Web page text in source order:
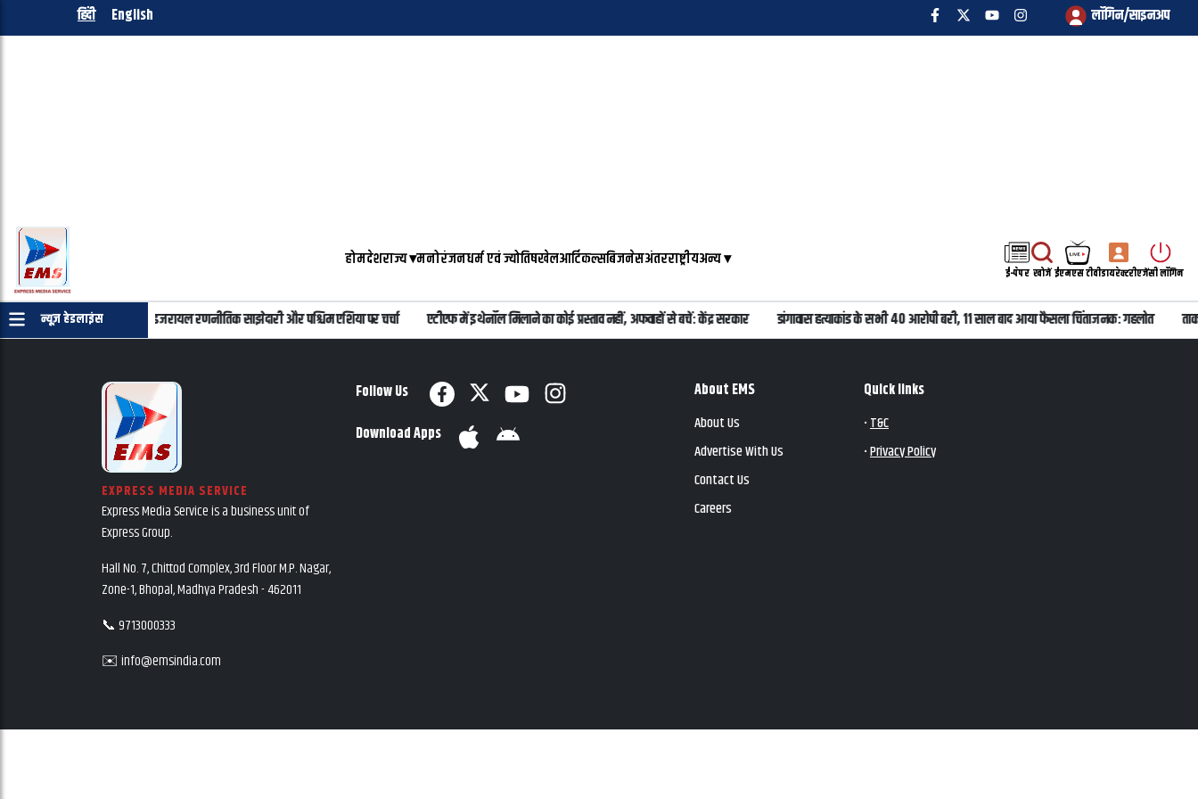
हिंदी English लॉगिन/साइनअप
होमदेशराज्य▾मनोरंजनधर्म एवं ज्योतिषखेलआर्टिकल्सबिजनेसअंतरराष्ट्रीयअन्य▾
ई-पेपर खोजें ईएमएस टीवीडायरेक्टरीएजेंसी लॉगिन
न्यूज़ हेडलाइंस
की फोन पर बातचीत, भारत-इजरायल रणनीतिक साझेदारी और पश्चिम एशिया पर चर्चा एटीएफ में इथेनॉल मिलाने का कोई प्रस्ताव नहीं, अफवाहों से बचें: केंद्र सरकार डांगावास हत्याकांड के सभी 40 आरोपी बरी, 11 साल बाद आया फैसला चिंताजनक: गहलोत
EXPRESS MEDIA SERVICE
Express Media Service is a business unit of
Express Group.
Hall No. 7, Chittod Complex, 3rd Floor M.P. Nagar,
Zone-1, Bhopal, Madhya Pradesh - 462011
📞 9713000333
✉️ info@emsindia.com
Follow Us
Download Apps
About EMS
About Us
Advertise With Us
Contact Us
Careers
Quick links
•T&C
•Privacy Policy